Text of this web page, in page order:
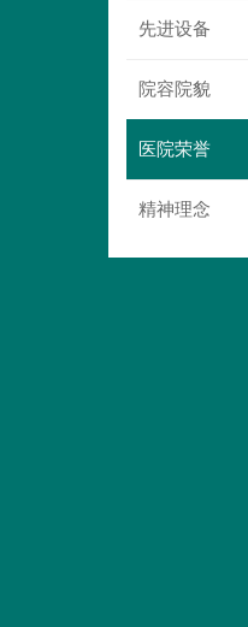
先进设备
院容院貌
医院荣誉
精神理念